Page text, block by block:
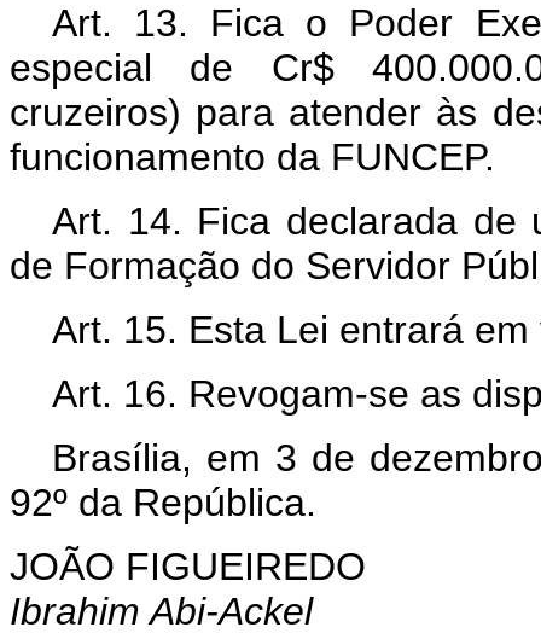
Art. 13. Fica o Poder
especial de Cr$
cruzeiros) para atender às
funcionamento da FUNCEP.
Art. 14. Fica declarada de
de Formação do Servidor
Art. 15. Esta Lei entrará
Art. 16. Revogam-se as
Brasília, em 3 de
92º da República.
JOÃO FIGUEIREDO
Ibrahim Abi-Ackel